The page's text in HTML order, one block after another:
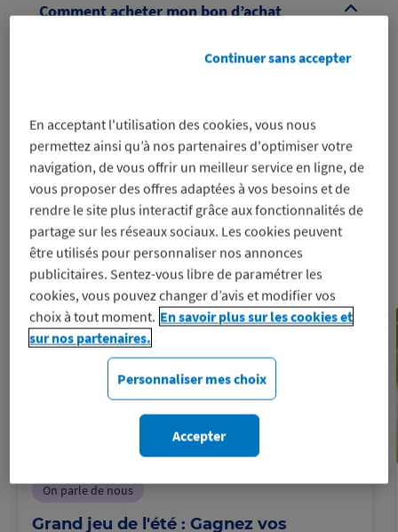
B
Comment acheter mon bon d’achat
Le Blog
Macif Avantages
Je découvre
On parle de nous
Grand jeu de l'été : Gagnez vos
En acceptant l'utilisation des cookies, vous nous
permettez ainsi qu’à nos partenaires d'optimiser votre
navigation, de vous offrir un meilleur service en ligne, de
vous proposer des offres adaptées à vos besoins et de
rendre le site plus interactif grâce aux fonctionnalités de
partage sur les réseaux sociaux. Les cookies peuvent
être utilisés pour personnaliser nos annonces
publicitaires. Sentez-vous libre de paramétrer les
cookies, vous pouvez changer d’avis et modifier vos
choix à tout moment. En savoir plus sur les cookies et
sur nos partenaires.
Personnaliser mes choix
Continuer sans accepter
Accepter